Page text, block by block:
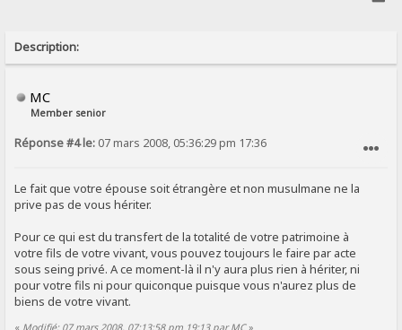
Description:
MC
Member senior
Réponse #4 le: 07 mars 2008, 05:36:29 pm 17:36
Le fait que votre épouse soit étrangère et non musulmane ne la
prive pas de vous hériter.
Pour ce qui est du transfert de la totalité de votre patrimoine à
votre fils de votre vivant, vous pouvez toujours le faire par acte
sous seing privé. A ce moment-là il n'y aura plus rien à hériter, ni
pour votre fils ni pour quiconque puisque vous n'aurez plus de
biens de votre vivant.
« Modifié: 07 mars 2008, 07:13:58 pm 19:13 par MC»